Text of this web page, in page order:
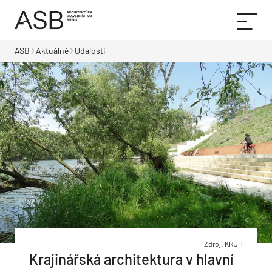
ASB Aktuálně Události
Zdroj: KRUH
Krajinářská architektura v hlavní